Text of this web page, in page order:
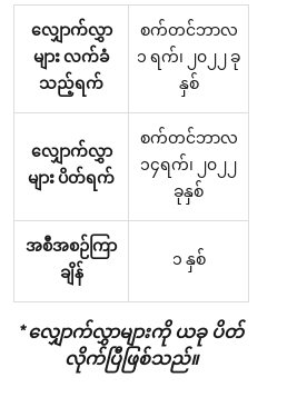
လျှောက်လွှာ
များ လက်ခံ
သည့်ရက်
စက်တင်ဘာလ
၁ ရက်၊ ၂၀၂၂ ခု
နှစ်
လျှောက်လွှာ
များ ပိတ်ရက်
စက်တင်ဘာလ
၁၄ရက်၊ ၂၀၂၂
ခုနှစ်
အစီအစဉ်ကြာ
ချိန်
၁ နှစ်
*လျှောက်လွှာများကို ယခု ပိတ်
လိုက်ပြီဖြစ်သည်။